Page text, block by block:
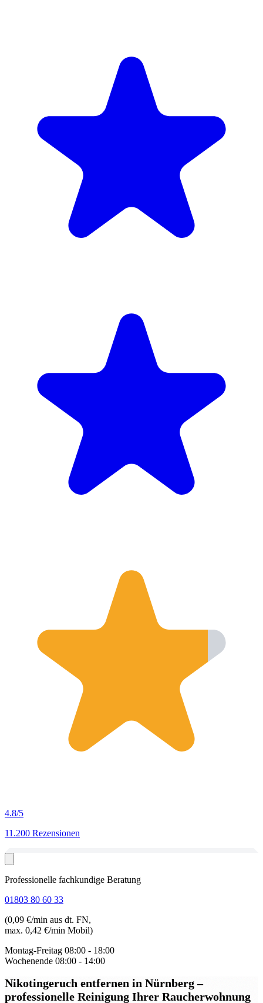
4.8/5
11.200 Rezensionen
Professionelle fachkundige Beratung
01803 80 60 33
(0,09 €/min aus dt. FN,
max. 0,42 €/min Mobil)
Montag-Freitag 08:00 - 18:00
Wochenende 08:00 - 14:00
Nikotingeruch entfernen in Nürnberg–
professionelle Reinigung Ihrer Raucherwohnung